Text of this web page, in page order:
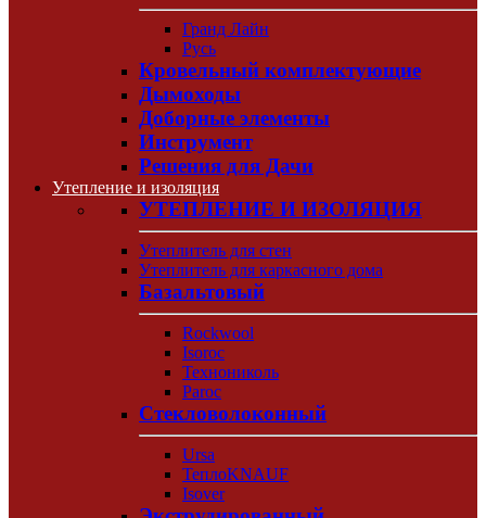
Гранд Лайн
Русь
Кровельный комплектующие
Дымоходы
Доборные элементы
Инструмент
Решения для Дачи
Утепление и изоляция
УТЕПЛЕНИЕ И ИЗОЛЯЦИЯ
Утеплитель для стен
Утеплитель для каркасного дома
Базальтовый
Rockwool
Isoroc
Технониколь
Paroc
Стекловолоконный
Ursa
ТеплоKNAUF
Isover